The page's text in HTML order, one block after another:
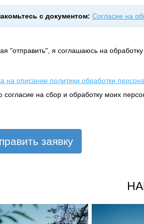
с документом: Согласие на
"отправить", я соглашаюсь на
на описание политики обработки
согласие на сбор и обработку моих
заявку